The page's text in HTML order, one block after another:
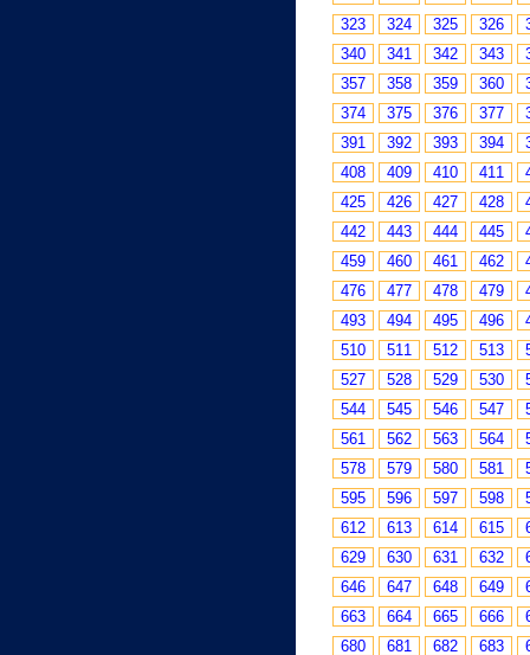
323
324 325 326
340
341 342 343
357
358 359 360
374
375 376 377
391
392 393 394
408
409 410 411
425
426 427 428
442
443 444 445
459
460 461 462
476
477 478 479
493
494 495 496
510
511 512 513
527
528 529 530
544
545 546 547
561
562 563 564
578
579 580 581
595
596 597 598
612
613 614 615
629
630 631 632
646
647 648 649
663
664 665 666
680
681 682 683